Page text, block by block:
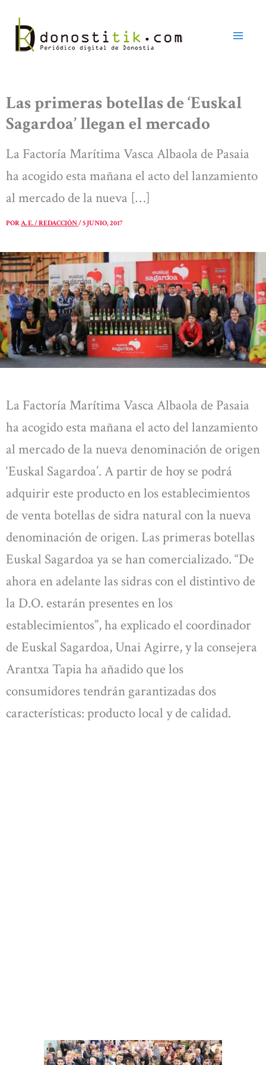
contenido
Las primeras botellas de ‘Euskal
Sagardoa’ llegan el mercado
La Factoría Marítima Vasca Albaola de Pasaia
ha acogido esta mañana el acto del lanzamiento
al mercado de la nueva […]
PORA. E. / REDACCIÓN/5 JUNIO, 2017
La Factoría Marítima Vasca Albaola de Pasaia
ha acogido esta mañana el acto del lanzamiento
al mercado de la nueva denominación de origen
‘Euskal Sagardoa’. A partir de hoy se podrá
adquirir este producto en los establecimientos
de venta botellas de sidra natural con la nueva
denominación de origen. Las primeras botellas
Euskal Sagardoa ya se han comercializado. “De
ahora en adelante las sidras con el distintivo de
la D.O. estarán presentes en los
establecimientos”, ha explicado el coordinador
de Euskal Sagardoa, Unai Agirre, y la consejera
Arantxa Tapia ha añadido que los
consumidores tendrán garantizadas dos
características: producto local y de calidad.